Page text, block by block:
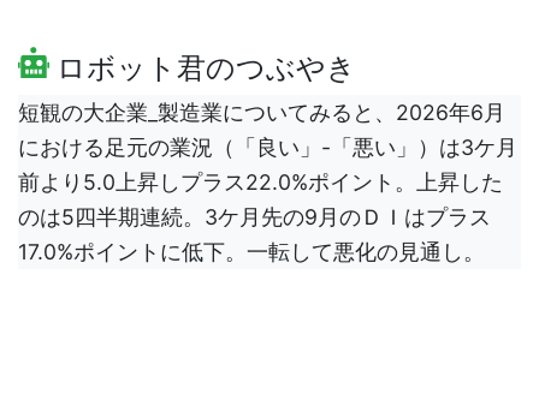
ロボット君のつぶやき
短観の大企業_製造業についてみると、2026年6月
における足元の業況（「良い」-「悪い」）は3ケ月
前より5.0上昇しプラス22.0%ポイント。上昇した
のは5四半期連続。3ケ月先の9月のＤＩはプラス
17.0%ポイントに低下。一転して悪化の見通し。